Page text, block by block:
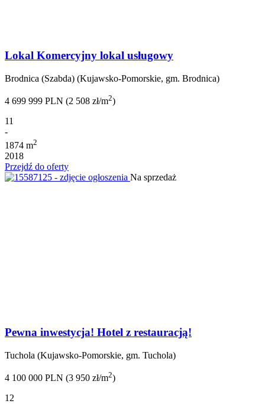
Lokal Komercyjny lokal usługowy
Brodnica (Szabda) (Kujawsko-Pomorskie, gm. Brodnica)
4 699 999 PLN (2 508 zł/m2)
11
-
1874 m2
2018
Przejdź do oferty
Na sprzedaż
Pewna inwestycja! Hotel z restauracją!
Tuchola (Kujawsko-Pomorskie, gm. Tuchola)
4 100 000 PLN (3 950 zł/m2)
12